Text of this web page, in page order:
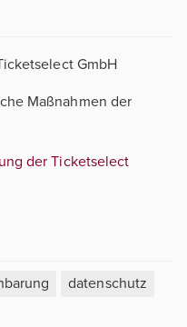
GmbH
Maßnahmen der
der Ticketselect
datenschutz